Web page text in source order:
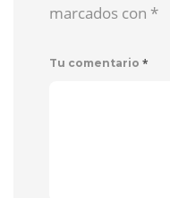
marcados con *
Tu comentario *